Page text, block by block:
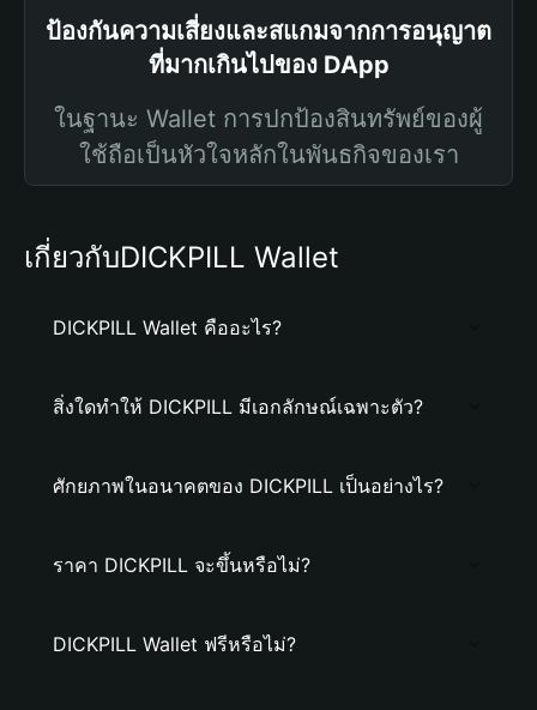
ป้องกันความเสี่ยงและสแกมจากการอนุญาต
ที่มากเกินไปของ DApp
ในฐานะ Wallet การปกป้องสินทรัพย์ของผู้
ใช้ถือเป็นหัวใจหลักในพันธกิจของเรา
เกี่ยวกับDICKPILL Wallet
DICKPILL Wallet คืออะไร?
สิ่งใดทำให้ DICKPILL มีเอกลักษณ์เฉพาะตัว?
ศักยภาพในอนาคตของ DICKPILL เป็นอย่างไร?
ราคา DICKPILL จะขึ้นหรือไม่?
DICKPILL Wallet ฟรีหรือไม่?